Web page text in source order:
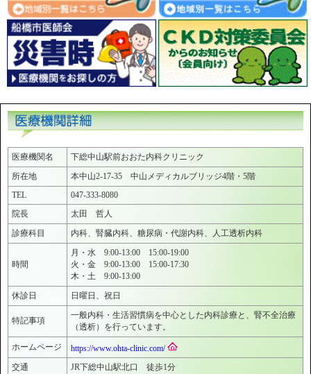
医療機関名
下総中山駅前おおた内科クリニック
所在地
本中山2-17-35 中山メディカルブリッジ4階・5階
TEL
047-333-8080
院長
太田 哲人
診療科目
内科、腎臓内科、糖尿病・代謝内科、人工透析内科
時間
月・水 9:00-13:00 15:00-19:00
火・金 9:00-13:00 15:00-17:30
木・土 9:00-13:00
休診日
日曜日、祝日
特記事項
一般内科・生活習慣病を中心とした内科診療と、腎不全治療
（透析）を行っています。
ホームページ
https://www.ohta-clinic.com/
交通
JR下総中山駅北口 徒歩1分